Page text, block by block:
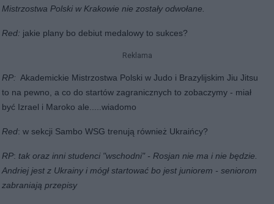
Mistrzostwa Polski w Krakowie nie zostały odwołane.
Red: jakie plany bo debiut medalowy to sukces?
Reklama
RP: Akademickie Mistrzostwa Polski w Judo i Brazylijskim Jiu Jitsu
to na pewno, a co do startów zagranicznych to zobaczymy - miał
być Izrael i Maroko ale.....wiadomo
Red: w sekcji Sambo WSG trenują również Ukraińcy?
RP: tak oraz inni studenci "wschodni" - Rosjan nie ma i nie będzie.
Andriej jest z Ukrainy i mógł startować bo jest juniorem - seniorom
zabraniają przepisy